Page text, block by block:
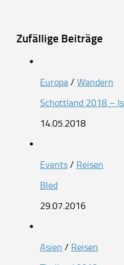
Zufällige Beiträge
Europa / Wandern
Schottland 2018 –
14.05.2018
Events / Reisen
Bled
29.07.2016
Asien / Reisen